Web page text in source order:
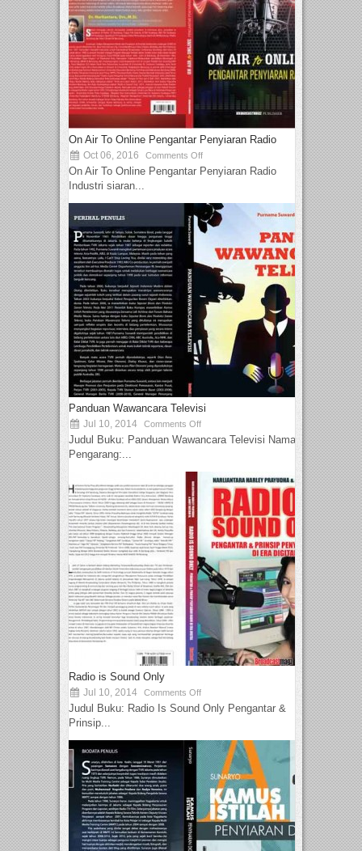
On Air To Online Pengantar Penyiaran Radio
Oct 06, 2016 Comments Off
On Air To Online Pengantar Penyiaran Radio
Industri siaran...
Panduan Wawancara Televisi
Jul 10, 2014 Comments Off
Judul Buku: Panduan Wawancara Televisi Nama
Pengarang:...
Radio is Sound Only
Jul 10, 2014 Comments Off
Judul Buku: Radio Is Sound Only Pengantar &
Prinsip...